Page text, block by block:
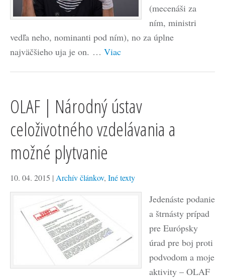
(mecenáši za
ním, ministri
vedľa neho, nominanti pod ním), no za úplne
najväčšieho uja je on. … Viac
OLAF | Národný ústav
celoživotného vzdelávania a
možné plytvanie
10. 04. 2015 | Archív článkov, Iné texty
Jedenáste podanie
a štrnásty prípad
pre Európsky
úrad pre boj proti
podvodom a moje
aktivity – OLAF